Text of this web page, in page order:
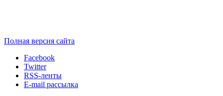
Полная версия сайта
Facebook
Twitter
RSS-ленты
E-mail рассылка